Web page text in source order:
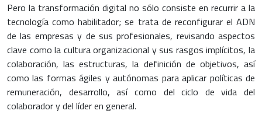
Pero la transformación digital no sólo consiste en recurrir a la
tecnología como habilitador; se trata de reconfigurar el ADN
de las empresas y de sus profesionales, revisando aspectos
clave como la cultura organizacional y sus rasgos implícitos, la
colaboración, las estructuras, la definición de objetivos, así
como las formas ágiles y autónomas para aplicar políticas de
remuneración, desarrollo, así como del ciclo de vida del
colaborador y del líder en general.